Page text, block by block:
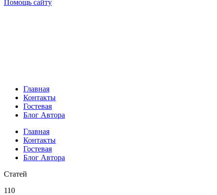
Помощь сайту
Главная
Контакты
Гостевая
Блог Автора
Главная
Контакты
Гостевая
Блог Автора
Статей
110